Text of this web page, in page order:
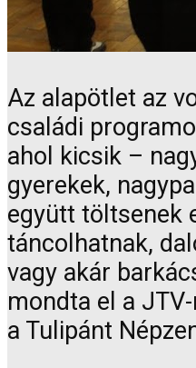
Az alapötlet az
családi
ahol kicsik –
gyerekek,
együtt töltsenek
táncolhatnak,
vagy akár
mondta el a
a Tulipánt